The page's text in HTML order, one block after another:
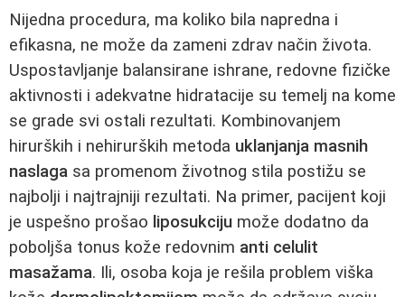
Nijedna procedura, ma koliko bila napredna i
efikasna, ne može da zameni zdrav način života.
Uspostavljanje balansirane ishrane, redovne fizičke
aktivnosti i adekvatne hidratacije su temelj na kome
se grade svi ostali rezultati. Kombinovanjem
hirurških i nehirurških metoda uklanjanja masnih
naslaga sa promenom životnog stila postižu se
najbolji i najtrajniji rezultati. Na primer, pacijent koji
je uspešno prošao liposukciju može dodatno da
poboljša tonus kože redovnim anti celulit
masažama. Ili, osoba koja je rešila problem viška